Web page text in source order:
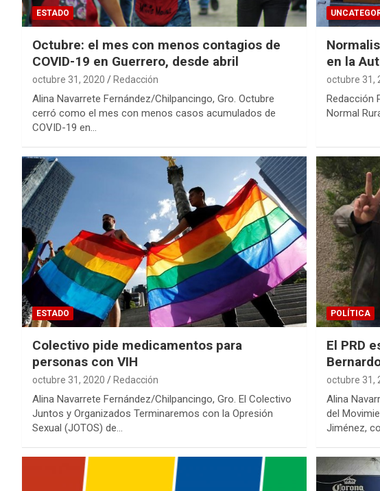
ESTADO
Octubre: el mes con menos contagios de
COVID-19 en Guerrero, desde abril
octubre 31, 2020 Redacción
Alina Navarrete Fernández/Chilpancingo, Gro. Octubre
cerró como el mes con menos casos acumulados de
COVID-19 en…
en la
octubre 31,
Redacción
Normal
ESTADO
Colectivo pide medicamentos para
personas con VIH
octubre 31, 2020 Redacción
Alina Navarrete Fernández/Chilpancingo, Gro. El Colectivo
Juntos y Organizados Terminaremos con la Opresión
Sexual (JOTOS) de…
POLÍTICA
El PRD
octubre 31,
Alina
del
Jiménez,